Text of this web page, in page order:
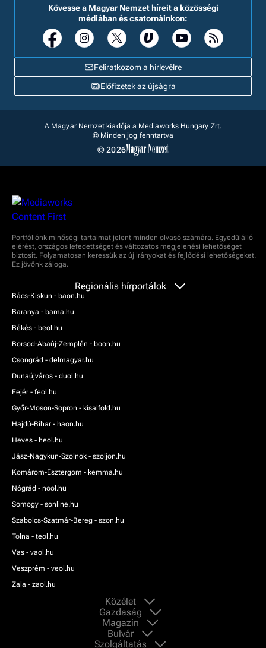
Feliratkozom a hírlevélre
Kövesse a Magyar Nemzet híreit a közösségi
médiában és csatornáinkon:
Előfizetek az újságra
A Magyar Nemzet kiadója a Mediaworks Hungary Zrt.
© Minden jog fenntartva
© 2026
Portfóliónk minőségi tartalmat jelent minden olvasó számára. Egyedülálló
elérést, országos lefedettséget és változatos megjelenési lehetőséget
biztosít. Folyamatosan keressük az új irányokat és fejlődési lehetőségeket.
Ez jövőnk záloga.
Regionális hírportálok
Bács-Kiskun - baon.hu
Baranya - bama.hu
Békés - beol.hu
Borsod-Abaúj-Zemplén - boon.hu
Csongrád - delmagyar.hu
Dunaújváros - duol.hu
Fejér - feol.hu
Győr-Moson-Sopron - kisalfold.hu
Hajdú-Bihar - haon.hu
Heves - heol.hu
Jász-Nagykun-Szolnok - szoljon.hu
Komárom-Esztergom - kemma.hu
Nógrád - nool.hu
Somogy - sonline.hu
Szabolcs-Szatmár-Bereg - szon.hu
Tolna - teol.hu
Vas - vaol.hu
Veszprém - veol.hu
Zala - zaol.hu
Közélet
Gazdaság
Magazin
Bulvár
Szolgáltatás